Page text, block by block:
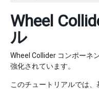
Wheel
ル
Wheel Collider コンポーネ
強化されています。
このチュートリアルでは